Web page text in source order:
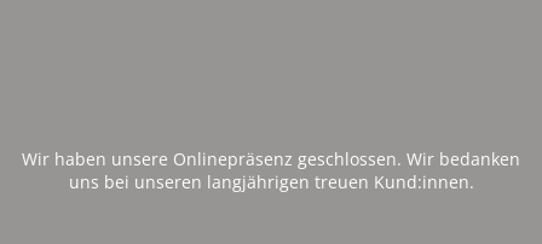
Wir haben unsere Onlinepräsenz geschlossen. Wir bedanken
uns bei unseren langjährigen treuen Kund:innen.